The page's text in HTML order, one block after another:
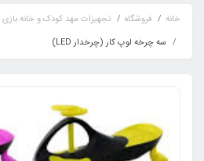
خانه فروشگاه تجهیزات مهد کودک و خانه بازی
سه چرخه لوپ کار (چرخدار LED)